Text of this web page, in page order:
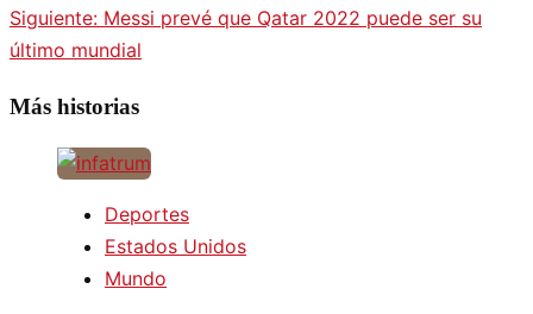
Siguiente: Messi prevé que Qatar 2022 puede ser su
último mundial
Más historias
Deportes
Estados Unidos
Mundo